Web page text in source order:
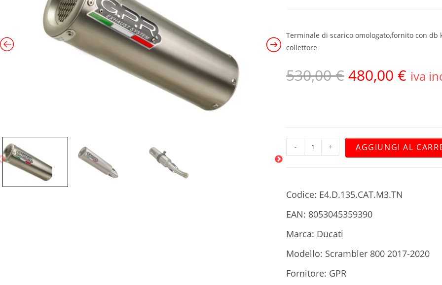
Terminale di scarico omologato,fornito con db
collettore
530,00€480,00 € iva
- + AGGIUNGI AL
Codice: E4.D.135.CAT.M3.TN
EAN: 8053045359390
Marca: Ducati
Modello: Scrambler 800 2017-2020
Fornitore: GPR